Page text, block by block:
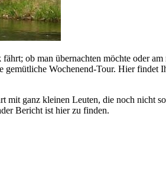
ob man übernachten möchte oder
gemütliche Wochenend-Tour. Hier findet
ganz kleinen Leuten, die noch nicht
Bericht ist hier zu finden.